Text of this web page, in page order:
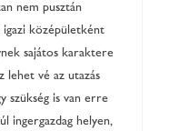
nem pusztán
igazi középületként
sajátos karaktere
lehetővé az utazás
szükség is van erre
ingergazdag helyen,